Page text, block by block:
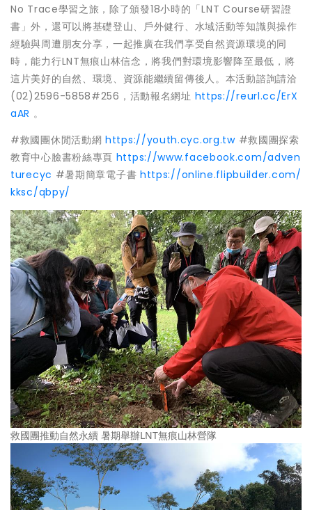
No Trace學習之旅，除了頒發18小時的「LNT Course研習證
書」外，還可以將基礎登山、戶外健行、水域活動等知識與操作
經驗與周遭朋友分享，一起推廣在我們享受自然資源環境的同
時，能力行LNT無痕山林信念，將我們對環境影響降至最低，將
這片美好的自然、環境、資源能繼續留傳後人。本活動諮詢請洽
(02)2596-5858#256，活動報名網址 https://reurl.cc/ErX
aAR 。
#救國團休閒活動網 https://youth.cyc.org.tw#救國團探索
教育中心臉書粉絲專頁 https://www.facebook.com/adven
turecyc #暑期簡章電子書 https://online.flipbuilder.com/
kksc/qbpy/
救國團推動自然永續 暑期舉辦LNT無痕山林營隊